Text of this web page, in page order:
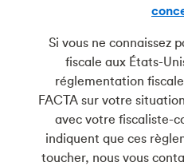
Si vous ne connaissez
fiscale aux États-
réglementation
FACTA sur votre
avec votre fiscaliste-
indiquent que ces
toucher, nous vous